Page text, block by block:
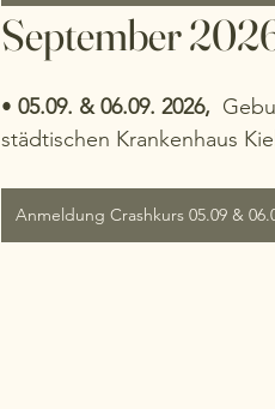
September
• 05.09. & 06.09. 2026,
städtischen Krankenhaus Kiel
Anmeldung Crashkurs 05.09 &